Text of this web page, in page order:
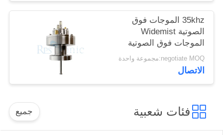
35khz الموجات فوق
الصوتية Widemist
الموجات فوق الصوتية
الوقودية التصنيع
negotiate MOQ:مجموعة واحدة
الاتصال
فئات شعبية جميع